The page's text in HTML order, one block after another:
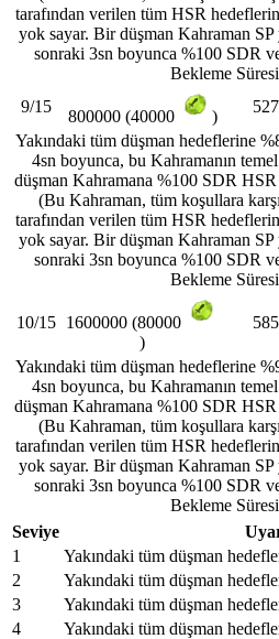
tarafından verilen tüm HSR
yok sayar. Bir düşman Kahraman
sonraki 3sn boyunca %100 SDR
Bekleme
9/15
800000 (40000 )
527
Yakındaki tüm düşman hedeflerine
4sn boyunca, bu Kahramanın temel
düşman Kahramana %100 SDR
(Bu Kahraman, tüm koşullara
tarafından verilen tüm HSR
yok sayar. Bir düşman Kahraman
sonraki 3sn boyunca %100 SDR
Bekleme
10/15
1600000 (80000
)
585
Yakındaki tüm düşman hedeflerine
4sn boyunca, bu Kahramanın temel
düşman Kahramana %100 SDR
(Bu Kahraman, tüm koşullara
tarafından verilen tüm HSR
yok sayar. Bir düşman Kahraman
sonraki 3sn boyunca %100 SDR
Bekleme
Seviye
1
Yakındaki tüm düşman
2
Yakındaki tüm düşman
3
Yakındaki tüm düşman
4
Yakındaki tüm düşman